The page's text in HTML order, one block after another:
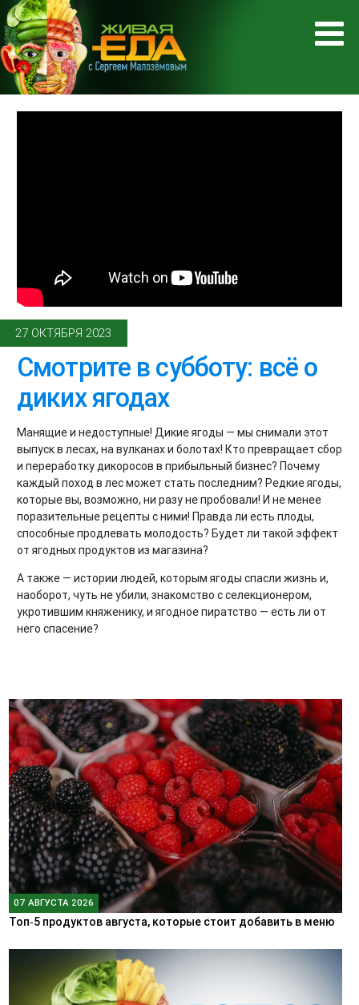
27 ОКТЯБРЯ 2023
Смотрите в субботу: всё о
диких ягодах
Манящие и недоступные! Дикие ягоды — мы снимали этот
выпуск в лесах, на вулканах и болотах! Кто превращает сбор
и переработку дикоросов в прибыльный бизнес? Почему
каждый поход в лес может стать последним? Редкие ягоды,
которые вы, возможно, ни разу не пробовали! И не менее
поразительные рецепты с ними! Правда ли есть плоды,
способные продлевать молодость? Будет ли такой эффект
от ягодных продуктов из магазина?
А также — истории людей, которым ягоды спасли жизнь и,
наоборот, чуть не убили, знакомство с селекционером,
укротившим княженику, и ягодное пиратство — есть ли от
него спасение?
07 АВГУСТА 2026
Топ‑5 продуктов августа, которые стоит добавить в меню